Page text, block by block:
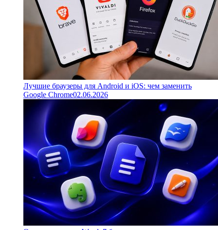
Лучшие браузеры для Android и iOS: чем заменить
Google Chrome02.06.2026